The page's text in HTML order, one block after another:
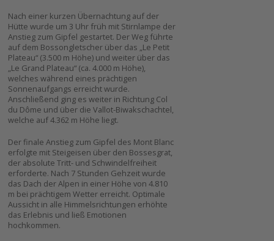
Nach einer kurzen Übernachtung auf der
Hütte wurde um 3 Uhr früh mit Stirnlampe der
Anstieg zum Gipfel gestartet. Der Weg führte
auf dem Bossongletscher über das „Le Petit
Plateau“ (3.500 m Höhe) und weiter über das
„Le Grand Plateau“ (ca. 4.000 m Höhe),
welches während eines prächtigen
Sonnenaufgangs erreicht wurde.
Anschließend ging es weiter in Richtung Col
du Dôme und über die Vallot-Biwakschachtel,
welche auf 4.362 m Höhe liegt.
Der finale Anstieg zum Gipfel des Mont Blanc
erfolgte mit Steigeisen über den Bossesgrat,
der absolute Tritt- und Schwindelfreiheit
erforderte. Nach 7 Stunden Gehzeit wurde
das Dach der Alpen in einer Höhe von 4.810
m bei prächtigem Wetter erreicht. Optimale
Aussicht in alle Himmelsrichtungen erhöhte
das Erlebnis und ließ Emotionen
hochkommen.